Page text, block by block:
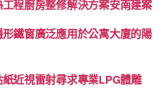
程廚房整修解決方案安南建案
鐵窗廣泛應用於公寓大廈的陽
近視雷射尋求專業LPG體雕